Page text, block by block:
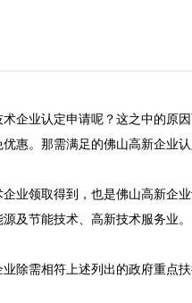
企业认定申请呢？这之中的原
惠。那需满足的佛山高新企业
业领取得到，也是佛山高新企
及节能技术、高新技术服务业。
除需相符上述列出的政府重点